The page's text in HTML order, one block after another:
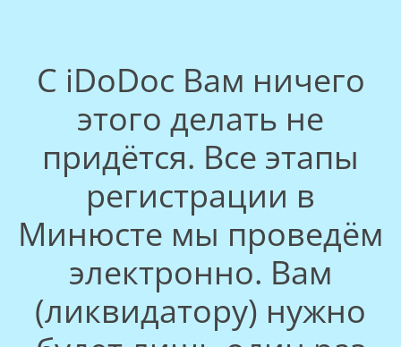
С iDoDoc Вам ничего
этого делать не
придётся. Все этапы
регистрации в
Минюсте мы проведём
электронно. Вам
(ликвидатору) нужно